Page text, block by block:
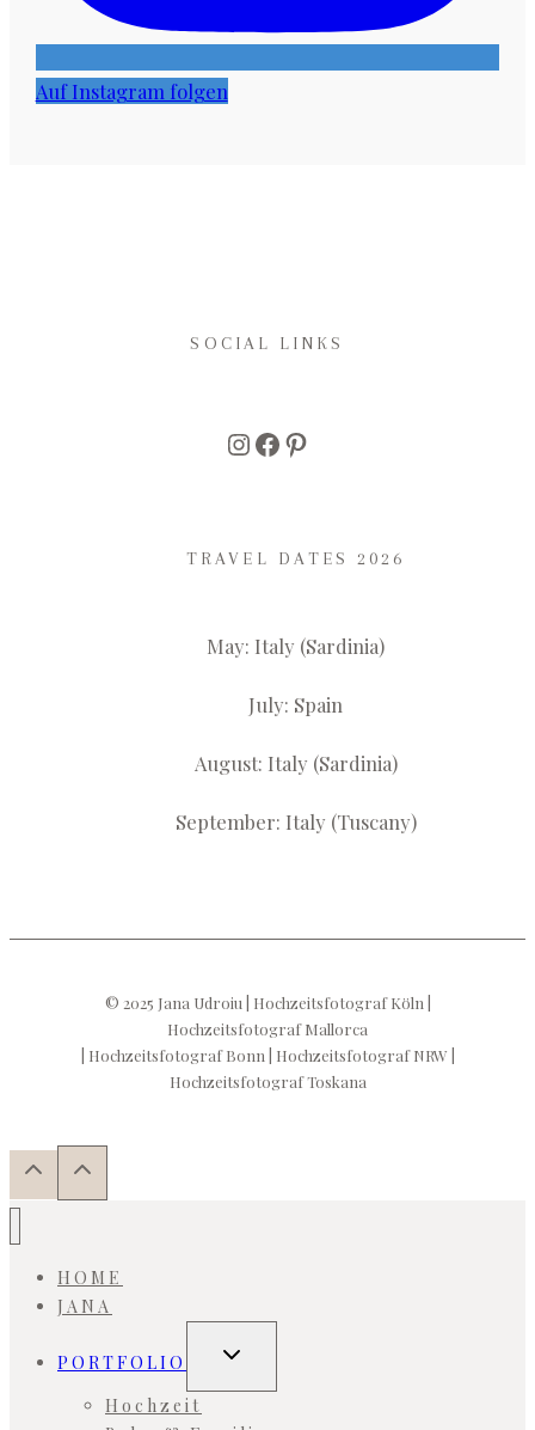
Auf Instagram folgen
SOCIAL LINKS
Instagram
Facebook
Pinterest
TRAVEL DATES 2026
May: Italy (Sardinia)
July: Spain
August: Italy (Sardinia)
September: Italy (Tuscany)
© 2025 Jana Udroiu | Hochzeitsfotograf Köln |
Hochzeitsfotograf Mallorca
| Hochzeitsfotograf Bonn | Hochzeitsfotograf NRW |
Hochzeitsfotograf Toskana
HOME
JANA
PORTFOLIO
Untermenü
Hochzeit